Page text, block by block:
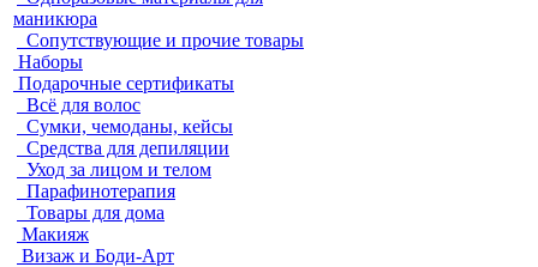
маникюра
Сопутствующие и прочие товары
Наборы
Подарочные сертификаты
Всё для волос
Сумки, чемоданы, кейсы
Средства для депиляции
Уход за лицом и телом
Парафинотерапия
Товары для дома
Макияж
Визаж и Боди-Арт